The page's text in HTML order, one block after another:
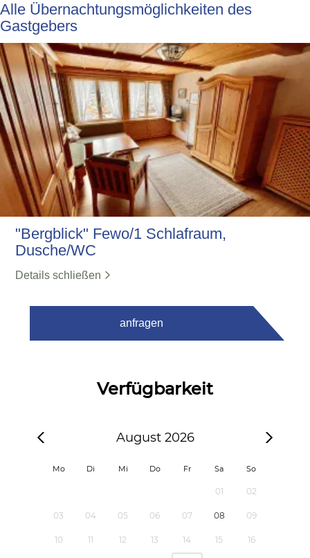
Alle Übernachtungsmöglichkeiten des
Gastgebers
"Bergblick" Fewo/1 Schlafraum,
Dusche/WC
Details schließen
anfragen
Verfügbarkeit
August 2026
Mo Di Mi Do Fr Sa So
01 02
03 04 05 06 07 08 09
10 11 12 13 14 15 16